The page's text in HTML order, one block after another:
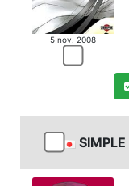
5 nov. 2008
SIMPLE